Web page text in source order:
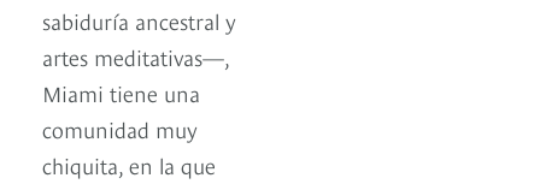
sabiduría ancestral y
artes meditativas—,
Miami tiene una
comunidad muy
chiquita, en la que